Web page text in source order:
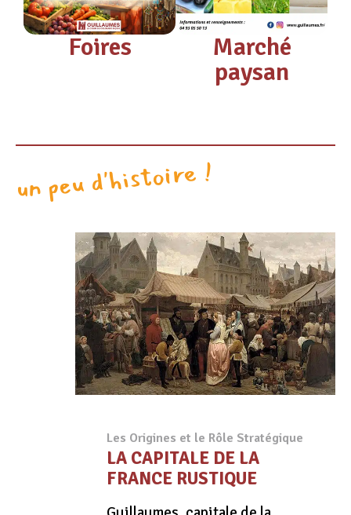
Foires
Marché
paysan
un peu d'histoire !
Les Origines et le Rôle Stratégique
LA CAPITALE DE LA
FRANCE RUSTIQUE